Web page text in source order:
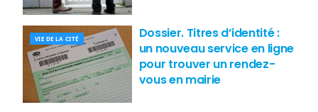
VIE DE LA CITÉ
Dossier. Titres d’identité :
un nouveau service en ligne
pour trouver un rendez-
vous en mairie